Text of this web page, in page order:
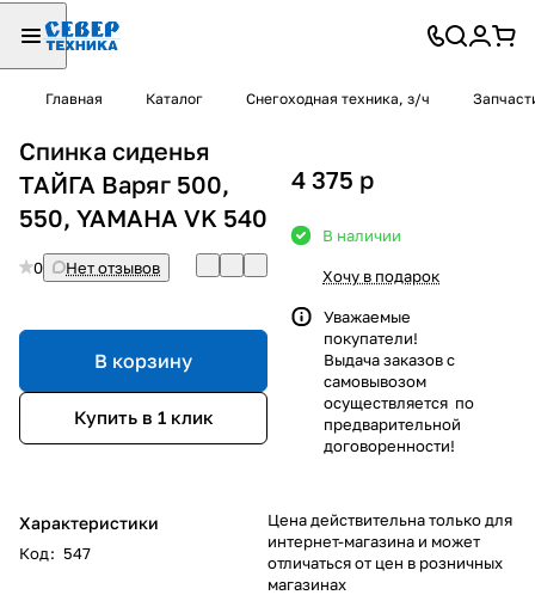
Главная Каталог Снегоходная техника, з/ч
Спинка сиденья
ТАЙГА Варяг 500,
550, YAMAHA VK 540
0 Нет отзывов
В корзину
Купить в 1 клик
Характеристики
Код: 547
4 375 p
В наличии
Хочу в подарок
Уважаемые
покупатели!
Выдача заказов с
самовывозом
осуществляется по
предварительной
договоренности!
Цена действительна только для
интернет-магазина и может
отличаться от цен в розничных
магазинах